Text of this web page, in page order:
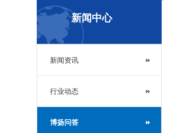
新闻中心
新闻资讯
行业动态
博扬问答